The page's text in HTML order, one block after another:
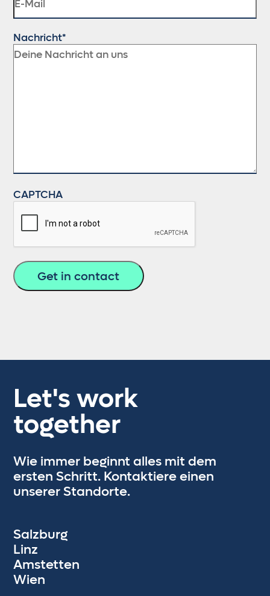
Nachricht
CAPTCHA
Let's work
together
Wie immer beginnt alles mit dem
ersten Schritt. Kontaktiere einen
unserer Standorte.
Salzburg
Linz
Amstetten
Wien